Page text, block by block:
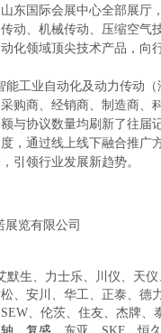
东国际会展中心全部展
动、机械传动、压缩空
化领域顶尖技术产品，
能工业自动化及动力传动
购商、经销商、制造商
与协议数量均刷新了往届
，通过线上线下融合推
引领行业发展新趋势。
展览有限公司
默生、力士乐、川仪、天
、 安川 、华工、正泰、德
SEW、伦茨、住友、杰牌、